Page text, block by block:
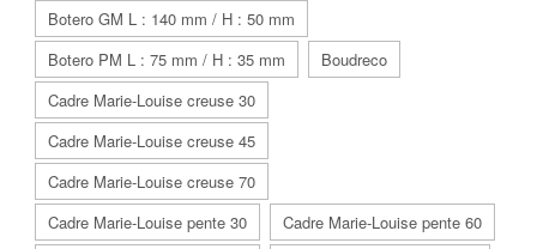
Botero GM L : 140 mm / H : 50 mm
Botero PM L : 75 mm / H : 35 mm
Boudreco
Cadre Marie-Louise creuse 30
Cadre Marie-Louise creuse 45
Cadre Marie-Louise creuse 70
Cadre Marie-Louise pente 30
Cadre Marie-Louise pente 60